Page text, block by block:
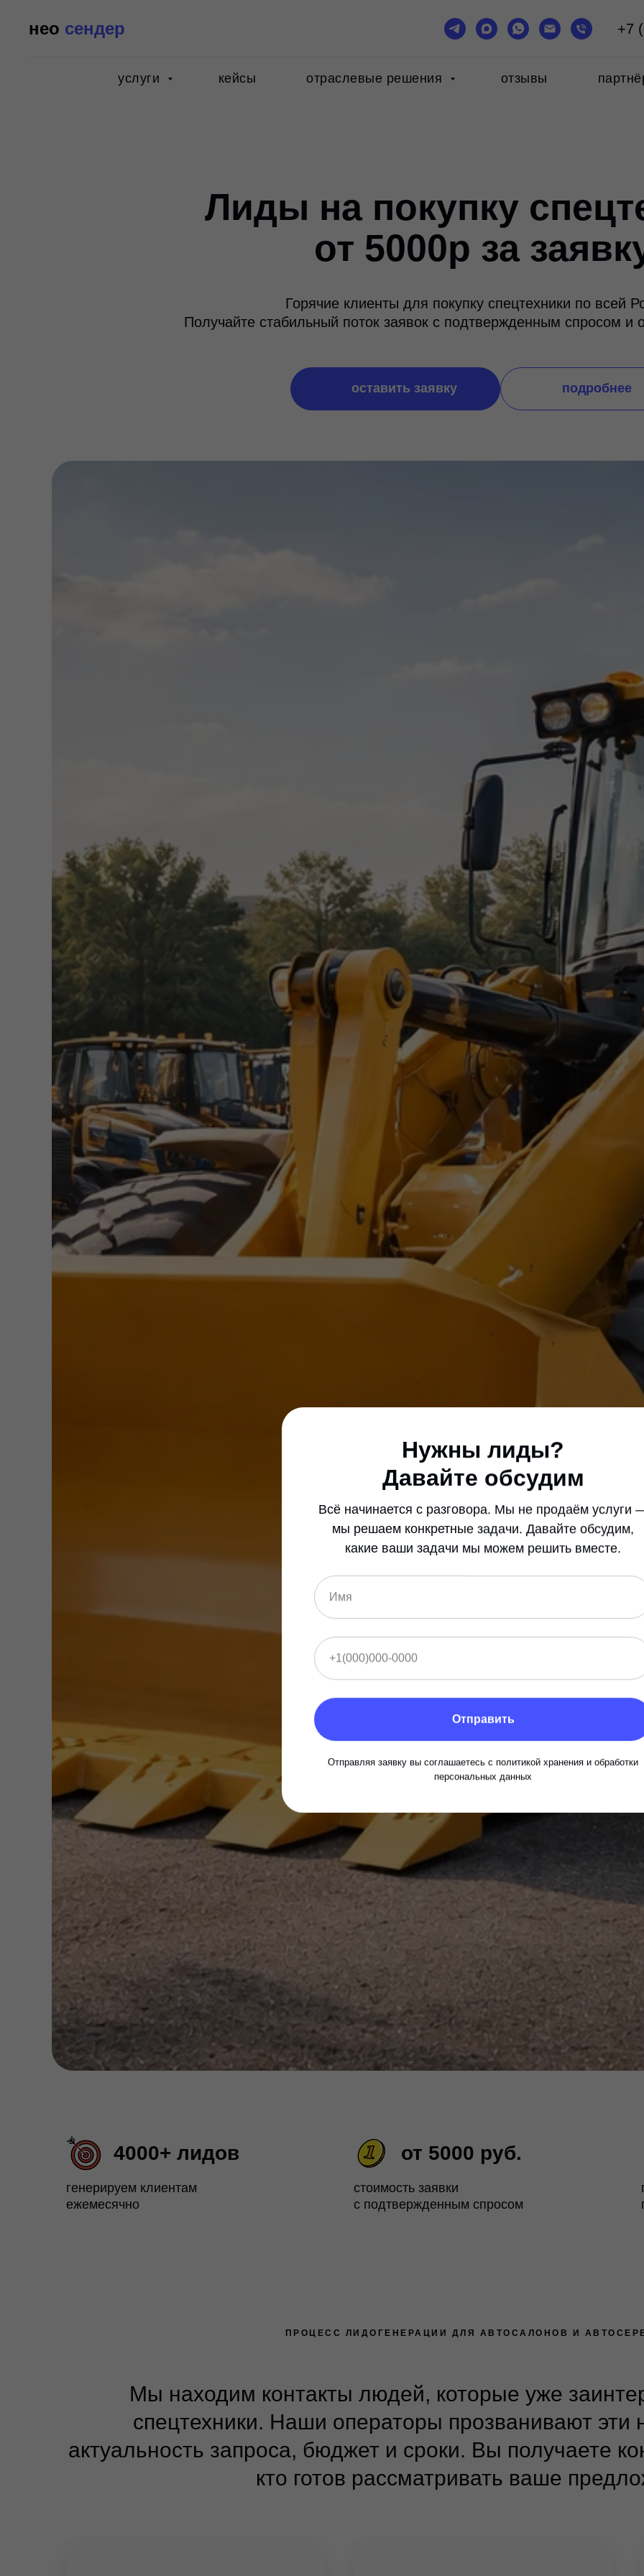
нео сендер +7
услуги кейсы отраслевые решения отзывы
Нужны лиды?
Давайте обсудим
Всё начинается с разговора. Мы не продаём услуги
мы решаем конкретные задачи. Давайте обсудим,
какие ваши задачи мы можем решить вместе.
Отправить
Отправляя заявку вы соглашаетесь с политикой хранения и обработки
персональных данных
Лиды на покупку
от 5000р за
Горячие клиенты для покупку спецтехники по всей
Получайте стабильный поток заявок с подтвержденным спросом и
оставить заявку подробнее
4000+ лидов
генерируем клиентам
ежемесячно
от 5000 руб.
стоимость заявки
с подтвержденным спросом
ПРОЦЕСС ЛИДОГЕНЕРАЦИИ ДЛЯ АВТОСАЛОНОВ И
Мы находим контакты людей, которые уже
спецтехники. Наши операторы прозванивают эти
актуальность запроса, бюджет и сроки. Вы получаете
кто готов рассматривать ваше